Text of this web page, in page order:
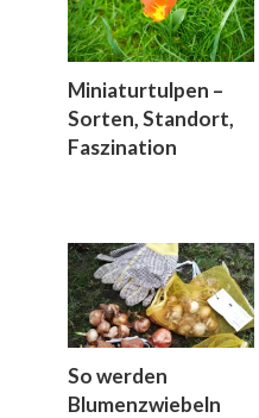
Miniaturtulpen –
Sorten, Standort,
Faszination
So werden
Blumenzwiebeln